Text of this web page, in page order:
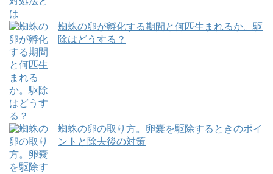
蜘蛛の卵が孵化する期間と何匹生まれるか。駆
除はどうする？
蜘蛛の卵の取り方。卵嚢を駆除するときのポイ
ントと除去後の対策